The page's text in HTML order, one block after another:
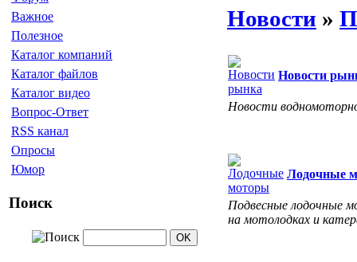
Важное
Полезное
Каталог компаний
Каталог файлов
Каталог видео
Вопрос-Ответ
RSS канал
Опросы
Юмор
Поиск
Новости »
Новости
Новости
Лодочные
Подвесные лодочные
на мотолодках и